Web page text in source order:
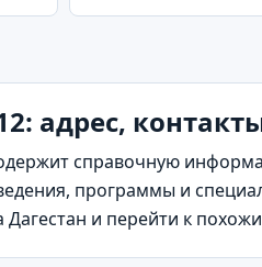
адрес,
справочную
программы и
Дагестан и перейти к